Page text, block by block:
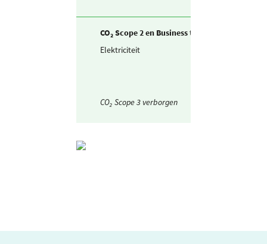
CO₂ Scope 2 en Business travel
Elektriciteit
CO₂ Scope 3 verborgen